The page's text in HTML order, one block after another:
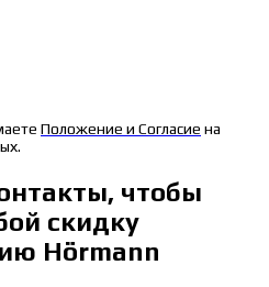
Положение и Согласие на
чтобы
скидку
Hörmann